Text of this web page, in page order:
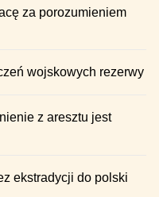
za porozumieniem
wojskowych rezerwy
z aresztu jest
ekstradycji do polski